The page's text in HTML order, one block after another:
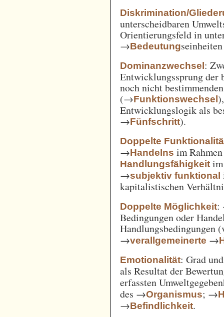
Diskrimination/
unterscheidbaren
Orientierungsfeld in
→Bedeutung
Dominanzwechsel:
Entwicklungssprung der
noch nicht
(→Funktionswechsel
Entwicklungslogik als
→Fünfschritt).
Doppelte
→Handelns im
Handlungsfähigkeit
→subjektiv funktional
kapitalistischen
Doppelte Möglichkeit:
Bedingungen oder
Handlungsbedingungen
→verallgemeinerte →
Emotionalität: Grad
als Resultat der
erfassten
des →Organismus; →
→Befindlichkeit.